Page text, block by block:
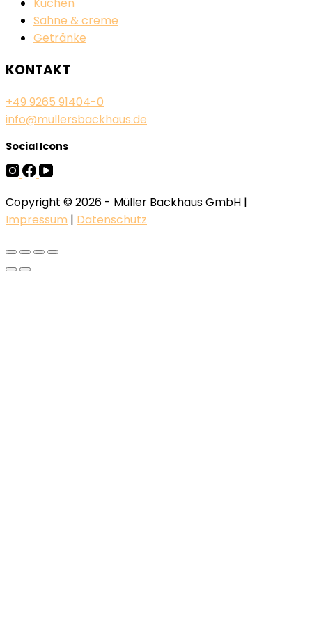
Kuchen
Sahne & creme
Getränke
KONTAKT
+49 9265 91404-0
info@mullersbackhaus.de
Social Icons
Copyright © 2026 - Müller Backhaus GmbH |
Impressum | Datenschutz